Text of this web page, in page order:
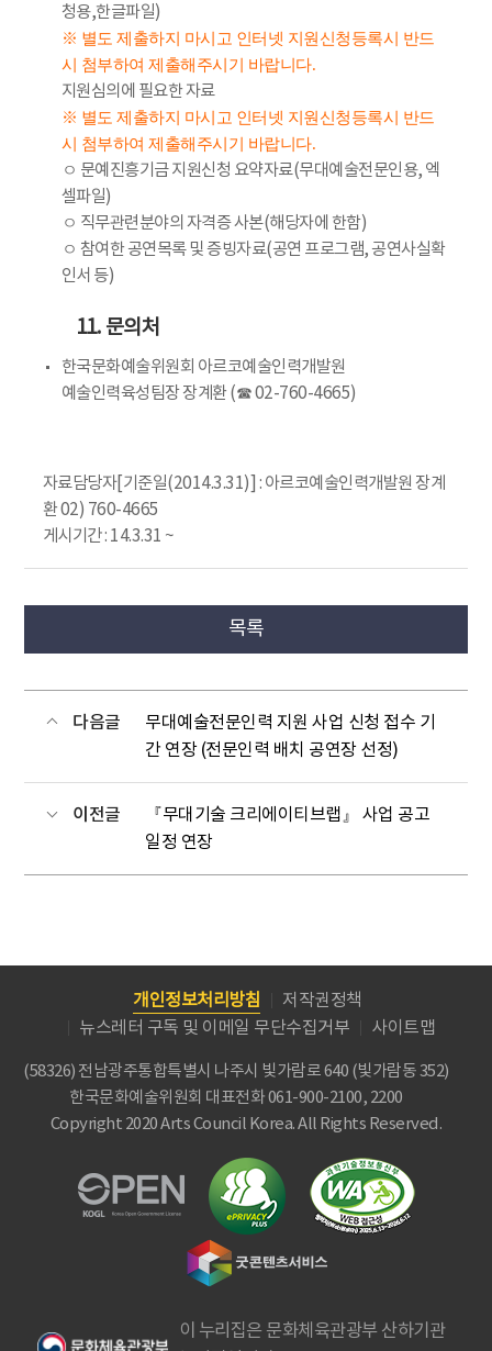
청용,한글파일)
※ 별도 제출하지 마시고 인터넷 지원신청등록시 반드
시 첨부하여 제출해주시기 바랍니다.
지원심의에 필요한 자료
※ 별도 제출하지 마시고 인터넷 지원신청등록시 반드
시 첨부하여 제출해주시기 바랍니다.
ㅇ 문예진흥기금 지원신청 요약자료(무대예술전문인용, 엑
셀파일)
ㅇ 직무관련분야의 자격증 사본(해당자에 한함)
ㅇ 참여한 공연목록 및 증빙자료(공연 프로그램, 공연사실확
인서 등)
11. 문의처
한국문화예술위원회 아르코예술인력개발원
예술인력육성팀장 장계환 (☎ 02-760-4665)
자료담당자[기준일(2014.3.31)] : 아르코예술인력개발원 장계
환 02) 760-4665
게시기간 : 14.3.31 ~
목록
다음글
무대예술전문인력 지원 사업 신청 접수 기
간 연장 (전문인력 배치 공연장 선정)
이전글
『무대기술 크리에이티브랩』 사업 공고
일정 연장
개인정보처리방침
저작권정책
뉴스레터 구독 및 이메일 무단수집거부
사이트맵
(58326) 전남광주통합특별시 나주시 빛가람로 640 (빛가람동 352)
한국문화예술위원회 대표전화 061-900-2100, 2200
Copyright 2020 Arts Council Korea. All Rights Reserved.
이 누리집은 문화체육관광부 산하기관